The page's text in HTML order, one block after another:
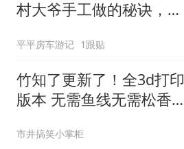
村大爷手工做的秘诀，一
平平房车游记 1跟贴
竹知了更新了！全3d打印
版本 无需鱼线无需松香，
市井搞笑小掌柜